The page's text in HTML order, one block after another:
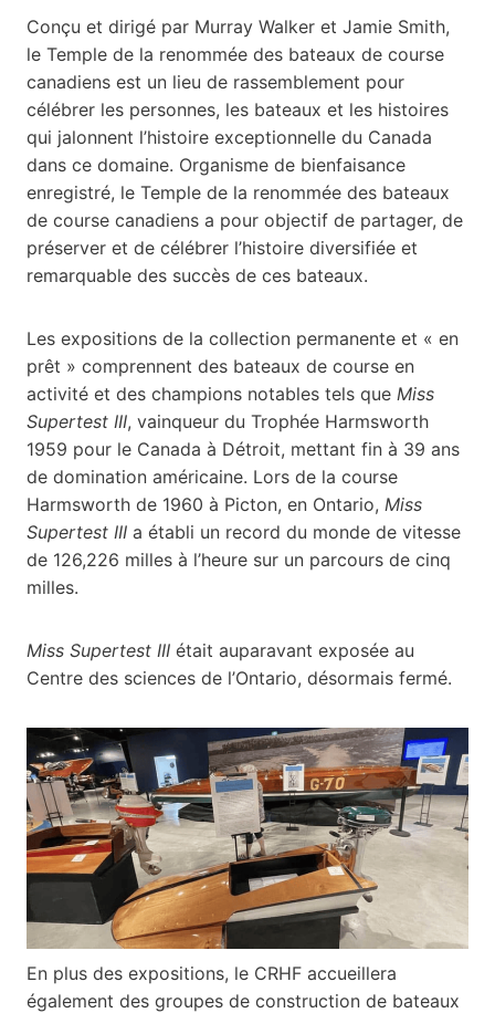
Conçu et dirigé par Murray Walker et Jamie Smith,
le Temple de la renommée des bateaux de course
canadiens est un lieu de rassemblement pour
célébrer les personnes, les bateaux et les histoires
qui jalonnent l’histoire exceptionnelle du Canada
dans ce domaine. Organisme de bienfaisance
enregistré, le Temple de la renommée des bateaux
de course canadiens a pour objectif de partager, de
préserver et de célébrer l’histoire diversifiée et
remarquable des succès de ces bateaux.
Les expositions de la collection permanente et « en
prêt » comprennent des bateaux de course en
activité et des champions notables tels que Miss
Supertest III, vainqueur du Trophée Harmsworth
1959 pour le Canada à Détroit, mettant fin à 39 ans
de domination américaine. Lors de la course
Harmsworth de 1960 à Picton, en Ontario, Miss
Supertest III a établi un record du monde de vitesse
de 126,226 milles à l’heure sur un parcours de cinq
milles.
Miss Supertest III était auparavant exposée au
Centre des sciences de l’Ontario, désormais fermé.
En plus des expositions, le CRHF accueillera
également des groupes de construction de bateaux